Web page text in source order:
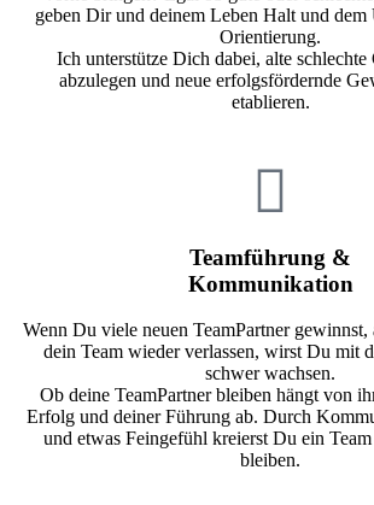
geben Dir und deinem Leben Halt und dem
Orientierung.
Ich unterstütze Dich dabei, alte schlechte
abzulegen und neue erfolgsfördernde
etablieren.
Teamführung &
Kommunikation
Wenn Du viele neuen TeamPartner gewinnst,
dein Team wieder verlassen, wirst Du mit
schwer wachsen.
Ob deine TeamPartner bleiben hängt von
Erfolg und deiner Führung ab. Durch
und etwas Feingefühl kreierst Du ein
bleiben.